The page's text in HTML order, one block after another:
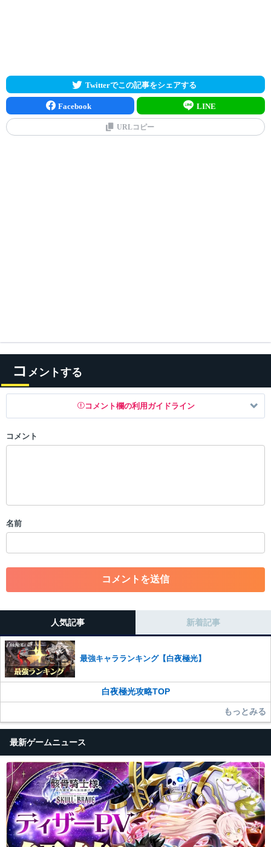
Twitterでこの記事をシェアする
Facebook LINE
URLコピー
コ メントする
コメント欄の利用ガイドライン
以下の書き込みを禁止とし、場合によってはコメント削除や書き込み制
・一度削除された投稿を再び投稿すること
・アカウントの売買など金銭が絡む内容の投稿
・各ゲームのネタバレを含む内容の投稿
・その他、管理者が不適切と判断した投稿
だけますでしょうか。
コメントの削除を申請する※投稿内容を確認後、順次対応さ
せていただきます。ご了承ください。
※一度削除したコメントは復元ができませんのでご注意くだ
さい。
また、過度な利用規約の違反や、弊社に損害の及ぶ内容の書き込みがあ
った場合は、法的措置をとらせていただく場合もございますので、あら
コメント
名前
人気記事 新着記事
最強キャラランキング【白夜極光】
白夜極光攻略TOP
もっとみる
最新ゲームニュース